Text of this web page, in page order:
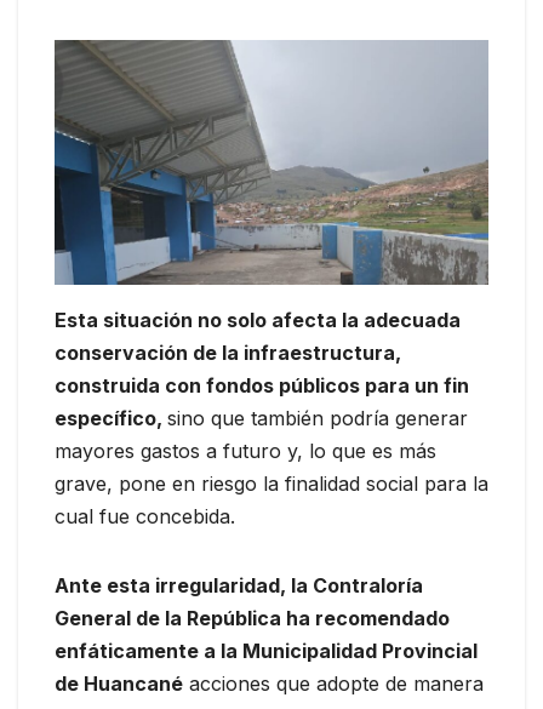
Esta situación no solo afecta la adecuada
conservación de la infraestructura,
construida con fondos públicos para un fin
específico, sino que también podría generar
mayores gastos a futuro y, lo que es más
grave, pone en riesgo la finalidad social para la
cual fue concebida.
Ante esta irregularidad, la Contraloría
General de la República ha recomendado
enfáticamente a la Municipalidad Provincial
de Huancané acciones que adopte de manera